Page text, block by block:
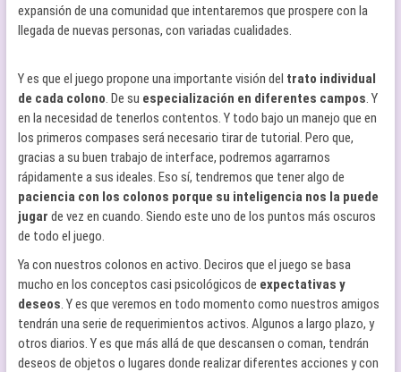
expansión de una comunidad que intentaremos que prospere con la
llegada de nuevas personas, con variadas cualidades.
Y es que el juego propone una importante visión del trato individual
de cada colono. De su especialización en diferentes campos. Y
en la necesidad de tenerlos contentos. Y todo bajo un manejo que en
los primeros compases será necesario tirar de tutorial. Pero que,
gracias a su buen trabajo de interface, podremos agarrarnos
rápidamente a sus ideales. Eso sí, tendremos que tener algo de
paciencia con los colonos porque su inteligencia nos la puede
jugar de vez en cuando. Siendo este uno de los puntos más oscuros
de todo el juego.
Ya con nuestros colonos en activo. Deciros que el juego se basa
mucho en los conceptos casi psicológicos de expectativas y
deseos. Y es que veremos en todo momento como nuestros amigos
tendrán una serie de requerimientos activos. Algunos a largo plazo, y
otros diarios. Y es que más allá de que descansen o coman, tendrán
deseos de objetos o lugares donde realizar diferentes acciones y con